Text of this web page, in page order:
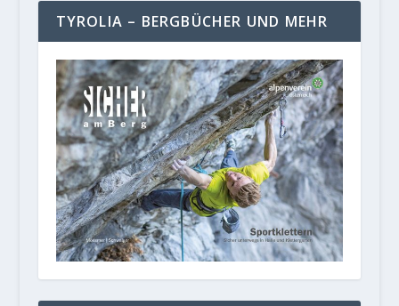
TYROLIA – BERGBÜCHER UND MEHR